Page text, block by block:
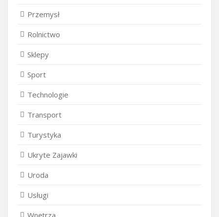
Przemysł
Rolnictwo
Sklepy
Sport
Technologie
Transport
Turystyka
Ukryte Zajawki
Uroda
Usługi